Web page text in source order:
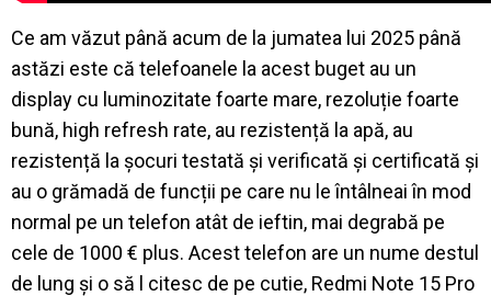
Ce am văzut până acum de la jumatea lui 2025 până
astăzi este că telefoanele la acest buget au un
display cu luminozitate foarte mare, rezoluție foarte
bună, high refresh rate, au rezistență la apă, au
rezistență la șocuri testată și verificată și certificată și
au o grămadă de funcții pe care nu le întâlneai în mod
normal pe un telefon atât de ieftin, mai degrabă pe
cele de 1000 € plus. Acest telefon are un nume destul
de lung și o să l citesc de pe cutie, Redmi Note 15 Pro